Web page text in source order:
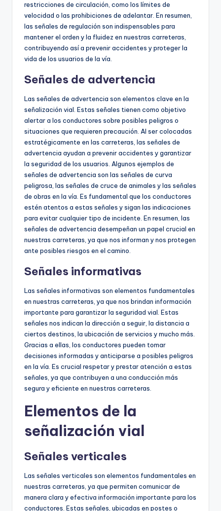
restricciones de circulación, como los límites de
velocidad o las prohibiciones de adelantar. En resumen,
las señales de regulación son indispensables para
mantener el orden y la fluidez en nuestras carreteras,
contribuyendo así a prevenir accidentes y proteger la
vida de los usuarios de la vía.
Señales de advertencia
Las señales de advertencia son elementos clave en la
señalización vial. Estas señales tienen como objetivo
alertar a los conductores sobre posibles peligros o
situaciones que requieren precaución. Al ser colocadas
estratégicamente en las carreteras, las señales de
advertencia ayudan a prevenir accidentes y garantizar
la seguridad de los usuarios. Algunos ejemplos de
señales de advertencia son las señales de curva
peligrosa, las señales de cruce de animales y las señales
de obras en la vía. Es fundamental que los conductores
estén atentos a estas señales y sigan las indicaciones
para evitar cualquier tipo de incidente. En resumen, las
señales de advertencia desempeñan un papel crucial en
nuestras carreteras, ya que nos informan y nos protegen
ante posibles riesgos en el camino.
Señales informativas
Las señales informativas son elementos fundamentales
en nuestras carreteras, ya que nos brindan información
importante para garantizar la seguridad vial. Estas
señales nos indican la dirección a seguir, la distancia a
ciertos destinos, la ubicación de servicios y mucho más.
Gracias a ellas, los conductores pueden tomar
decisiones informadas y anticiparse a posibles peligros
en la vía. Es crucial respetar y prestar atención a estas
señales, ya que contribuyen a una conducción más
segura y eficiente en nuestras carreteras.
Elementos de la
señalización vial
Señales verticales
Las señales verticales son elementos fundamentales en
nuestras carreteras, ya que permiten comunicar de
manera clara y efectiva información importante para los
conductores. Estas señales, ubicadas en postes o